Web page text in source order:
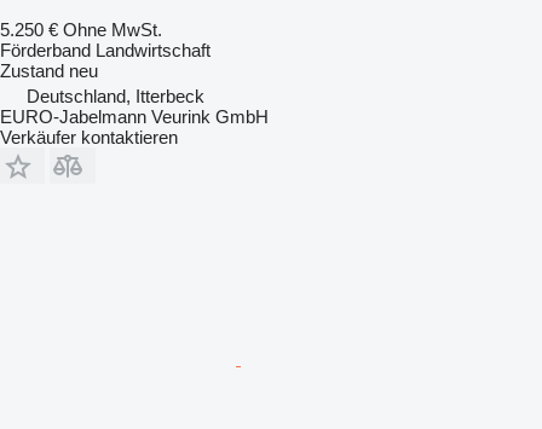
5.250 € Ohne MwSt.
Förderband Landwirtschaft
Zustand neu
Deutschland, Itterbeck
EURO-Jabelmann Veurink GmbH
Verkäufer kontaktieren